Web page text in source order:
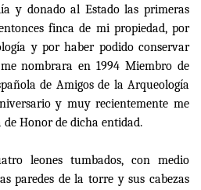
y donado al Estado las primeras
finca de mi propiedad, por
y por haber podido conservar
nombrara en 1994 Miembro de
de Amigos de la Arqueología
y muy recientemente me
Honor de dicha entidad.
leones tumbados, con medio
paredes de la torre y sus cabezas